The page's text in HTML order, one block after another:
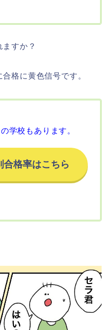
すか？
格に黄色信号です。
学校もあります。
合格率はこちら